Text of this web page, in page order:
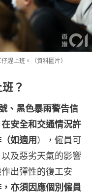
趕上班。（資料圖片）
？
、黑色暴雨警告信
安全和交通情況許
如適用），僱員可
及惡劣天氣的影響
出彈性的復工安
亦須因應個別僱員